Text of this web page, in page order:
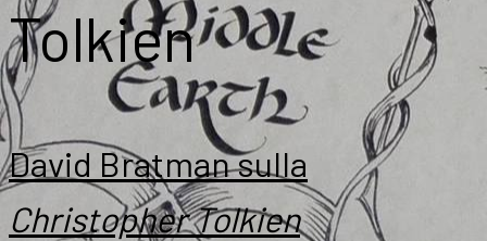
Tolkien
David Bratman sulla
Christopher Tolkien